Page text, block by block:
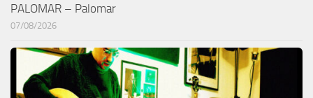
PALOMAR – Palomar
07/08/2026